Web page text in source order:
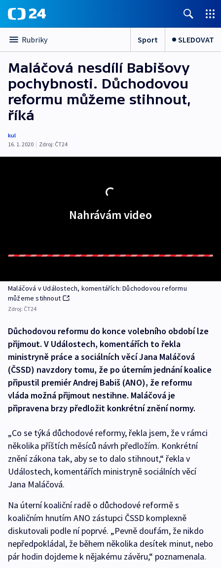
Rubriky Sport SLEDOVAT
Maláčová nesdílí Babišovy
pochybnosti. Důchodovou
reformu můžeme stihnout,
říká
kul
16. 1. 2020 | Zdroj: ČT24
Nahrávám video
Maláčová v Událostech, komentářích: Důchodovou reformu
můžeme stihnout
Zdroj: ČT24
Důchodovou reformu do konce volebního období lze
přijmout. V Událostech, komentářích to řekla
ministryně práce a sociálních věcí Jana Maláčová
(ČSSD) navzdory tomu, že po úterním jednání koalice
připustil premiér Andrej Babiš (ANO), že reformu
vláda možná přijmout nestihne. Maláčová je
připravena brzy předložit konkrétní znění normy.
„Co se týká důchodové reformy, řekla jsem, že v rámci
několika příštích měsíců návrh předložím. Konkrétní
znění zákona tak, aby se to dalo stihnout,“ řekla v
Událostech, komentářích ministryně sociálních věcí
Jana Maláčová.
Na úterní koaliční radě o důchodové reformě s
koaličním hnutím ANO zástupci ČSSD komplexně
diskutovali podle ní poprvé. „Pevně doufám, že nikdo
nepředpokládal, že během několika desítek minut, nebo
pár hodin dojdeme k nějakému závěru,“ poznamenala.